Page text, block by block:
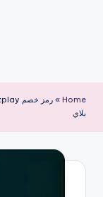
Home
»
بلاي